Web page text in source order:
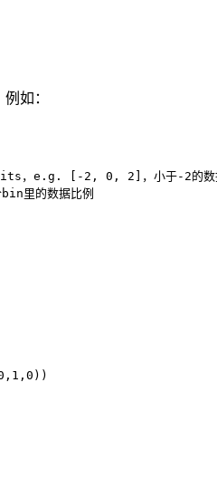
如：
e.g. [-2, 0, 2]，小于-2的数据将